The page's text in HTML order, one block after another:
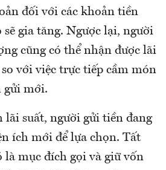
đối với các khoản tiền
sẽ gia tăng. Ngược lại, người
cũng có thể nhận được lãi
với việc trực tiếp cầm món
gửi mới.
lãi suất, người gửi tiền đang
ích mới để lựa chọn. Tất
là mục đích gọi và giữ vốn